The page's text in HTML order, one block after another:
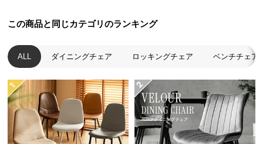
て
開
梱
置
サ
ー
この商品と同じカテゴリのランキング
ALL ダイニングチェア ロッキングチェア ベンチチェア